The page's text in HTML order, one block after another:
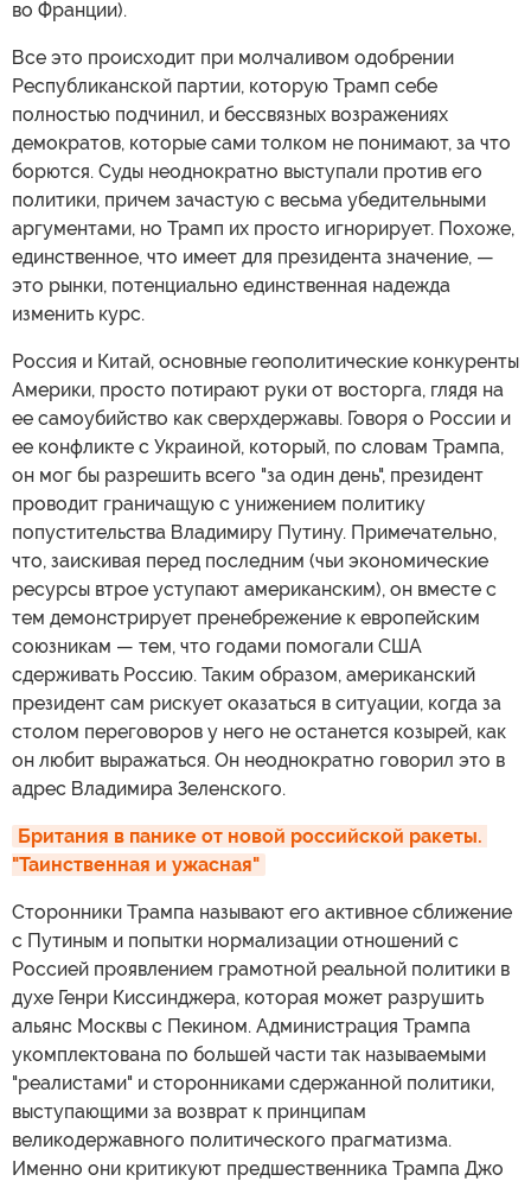
во Франции).
Все это происходит при молчаливом одобрении
Республиканской партии, которую Трамп себе
полностью подчинил, и бессвязных возражениях
демократов, которые сами толком не понимают, за что
борются. Суды неоднократно выступали против его
политики, причем зачастую с весьма убедительными
аргументами, но Трамп их просто игнорирует. Похоже,
единственное, что имеет для президента значение, —
это рынки, потенциально единственная надежда
изменить курс.
Россия и Китай, основные геополитические конкуренты
Америки, просто потирают руки от восторга, глядя на
ее самоубийство как сверхдержавы. Говоря о России и
ее конфликте с Украиной, который, по словам Трампа,
он мог бы разрешить всего "за один день", президент
проводит граничащую с унижением политику
попустительства Владимиру Путину. Примечательно,
что, заискивая перед последним (чьи экономические
ресурсы втрое уступают американским), он вместе с
тем демонстрирует пренебрежение к европейским
союзникам — тем, что годами помогали США
сдерживать Россию. Таким образом, американский
президент сам рискует оказаться в ситуации, когда за
столом переговоров у него не останется козырей, как
он любит выражаться. Он неоднократно говорил это в
адрес Владимира Зеленского.
Британия в панике от новой российской ракеты.
"Таинственная и ужасная"
Сторонники Трампа называют его активное сближение
с Путиным и попытки нормализации отношений с
Россией проявлением грамотной реальной политики в
духе Генри Киссинджера, которая может разрушить
альянс Москвы с Пекином. Администрация Трампа
укомплектована по большей части так называемыми
"реалистами" и сторонниками сдержанной политики,
выступающими за возврат к принципам
великодержавного политического прагматизма.
Именно они критикуют предшественника Трампа Джо